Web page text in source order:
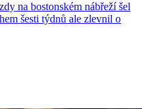
na bostonském nábřeží šel
šesti týdnů ale zlevnil o